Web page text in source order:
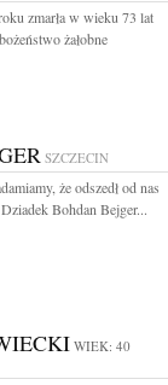
zmarła w wieku 73 lat
żałobne
SZCZECIN
że odszedł od nas
Bohdan Bejger...
WIEK: 40